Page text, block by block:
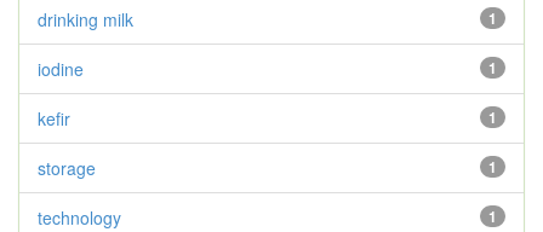
1
drinking milk
1
iodine
1
kefir
1
storage
1
technology